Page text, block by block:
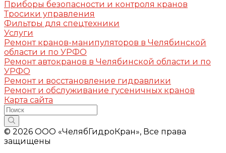
Приборы безопасности и контроля кранов
Тросики управления
Фильтры для спецтехники
Услуги
Ремонт кранов-манипуляторов в Челябинской
области и по УРФО
Ремонт автокранов в Челябинской области и по
УРФО
Ремонт и восстановление гидравлики
Ремонт и обслуживание гусеничных кранов
Карта сайта
© 2026 ООО «ЧелябГидроКран», Все права
защищены